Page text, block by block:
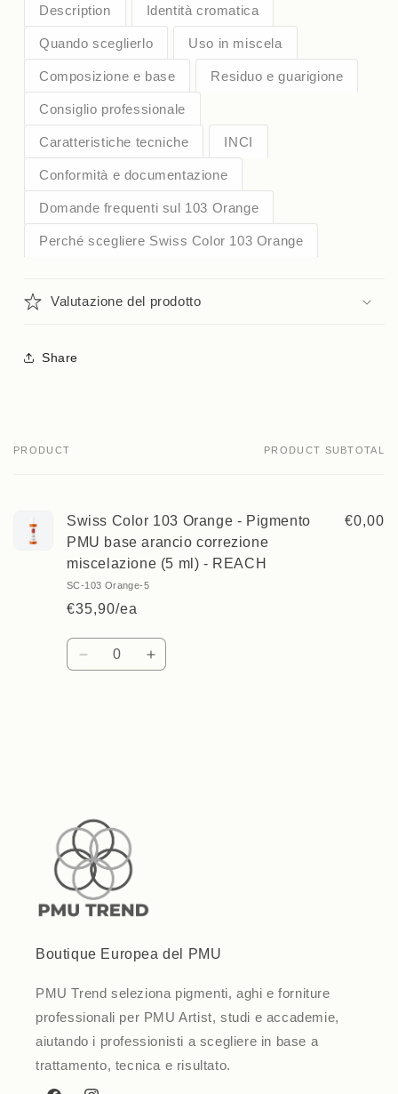
Description Identità cromatica
Quando sceglierlo Uso in miscela
Composizione e base Residuo e guarigione
Consiglio professionale
Caratteristiche tecniche INCI
Conformità e documentazione
Domande frequenti sul 103 Orange
Perché scegliere Swiss Color 103 Orange
Valutazione del prodotto
Share
Your
PRODUCT PRODUCT SUBTOTAL
Swiss Color 103 Orange - Pigmento
PMU base arancio correzione
miscelazione (5 ml) - REACH
SC-103 Orange-5
€35,90/ea
€0,00
Quantity
Decrease Increase
Boutique Europea del PMU
PMU Trend seleziona pigmenti, aghi e forniture
professionali per PMU Artist, studi e accademie,
aiutando i professionisti a scegliere in base a
trattamento, tecnica e risultato.